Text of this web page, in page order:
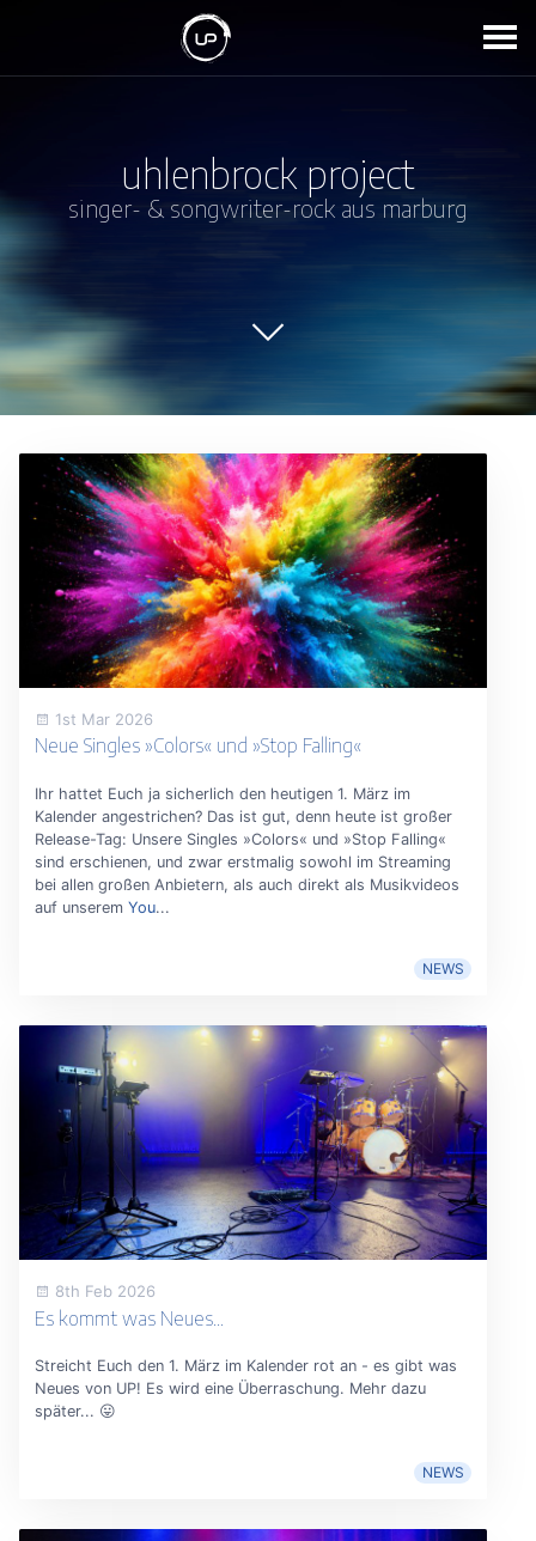
uhlenbrock project
singer- & songwriter-rock aus marburg
1st Mar 2026
Neue Singles »Colors« und »Stop Falling«
Ihr hattet Euch ja sicherlich den heutigen 1. März im
Kalender angestrichen? Das ist gut, denn heute ist großer
Release-Tag: Unsere Singles »Colors« und »Stop Falling«
sind erschienen, und zwar erstmalig sowohl im Streaming
bei allen großen Anbietern, als auch direkt als Musikvideos
auf unserem You...
NEWS
8th Feb 2026
Es kommt was Neues...
Streicht Euch den 1. März im Kalender rot an - es gibt was
Neues von UP! Es wird eine Überraschung. Mehr dazu
später... 😛
NEWS